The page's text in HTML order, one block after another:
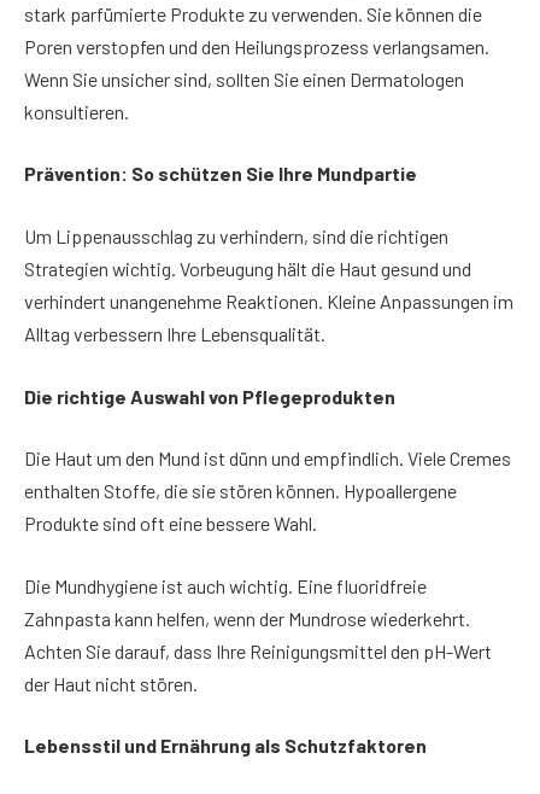
stark parfümierte Produkte zu verwenden. Sie können die
Poren verstopfen und den Heilungsprozess verlangsamen.
Wenn Sie unsicher sind, sollten Sie einen Dermatologen
konsultieren.
Prävention: So schützen Sie Ihre Mundpartie
Um Lippenausschlag zu verhindern, sind die richtigen
Strategien wichtig. Vorbeugung hält die Haut gesund und
verhindert unangenehme Reaktionen. Kleine Anpassungen im
Alltag verbessern Ihre Lebensqualität.
Die richtige Auswahl von Pflegeprodukten
Die Haut um den Mund ist dünn und empfindlich. Viele Cremes
enthalten Stoffe, die sie stören können. Hypoallergene
Produkte sind oft eine bessere Wahl.
Die Mundhygiene ist auch wichtig. Eine fluoridfreie
Zahnpasta kann helfen, wenn der Mundrose wiederkehrt.
Achten Sie darauf, dass Ihre Reinigungsmittel den pH-Wert
der Haut nicht stören.
Lebensstil und Ernährung als Schutzfaktoren